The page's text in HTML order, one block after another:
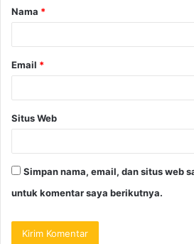
Nama *
Email *
Situs Web
Simpan nama, email, dan situs web
untuk komentar saya berikutnya.